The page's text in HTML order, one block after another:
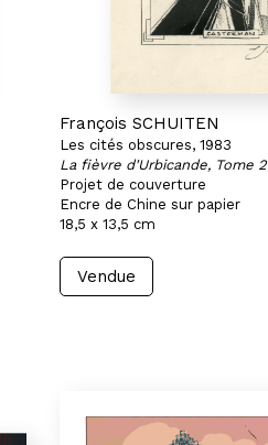
François SCHUITEN
Les cités obscures, 1983
La fièvre d'Urbicande, Tome 2
Projet de couverture
Encre de Chine sur papier
18,5 x 13,5 cm
Vendue